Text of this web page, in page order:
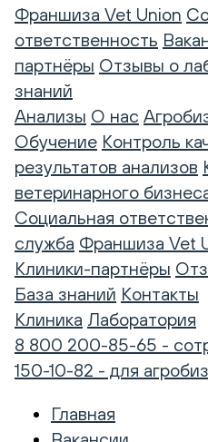
Франшиза Vet Union
ответственность
партнёры Отзывы о
знаний
Анализы О нас
Обучение Контроль
результатов анализов
ветеринарного
Социальная
служба Франшиза Vet
Клиники-партнёры
База знаний Контакты
Клиника Лаборатория
8 800 200-85-65 -
150-10-82 - для
Главная